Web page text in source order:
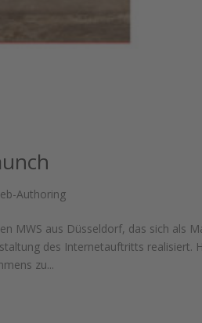
Authoring
MWS aus Düsseldorf, das sich als
des Internetauftritts realisiert.
zu...